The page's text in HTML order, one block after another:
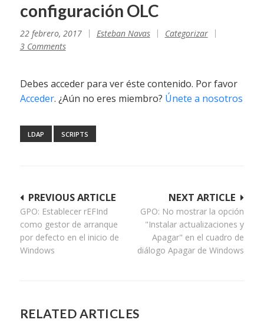
configuración OLC
22 febrero, 2017 Esteban Navas
Categorizar
3 Comments
Debes acceder para ver éste contenido. Por favor
Acceder. ¿Aún no eres miembro? Únete a nosotros
LDAP SCRIPTS
Navegación
de
entradas
NEXT ARTICLE
GPO: No mostrar la opción
"Instalar actualizaciones y
Apagar" en el cuadro de
diálogo Apagar de Windows
PREVIOUS ARTICLE
GPO: Establecer rEFInd
como gestor de arranque
por defecto en el inicio de
Windows
RELATED ARTICLES